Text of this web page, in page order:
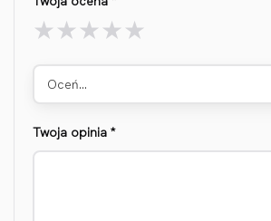
Oceń…
Twoja opinia *